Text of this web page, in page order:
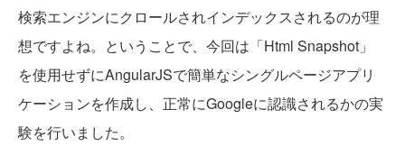
検索エンジンにクロールされインデックスされるのが理
想ですよね。ということで、今回は「Html Snapshot」
を使用せずにAngularJSで簡単なシングルページアプリ
ケーションを作成し、正常にGoogleに認識されるかの実
験を行いました。